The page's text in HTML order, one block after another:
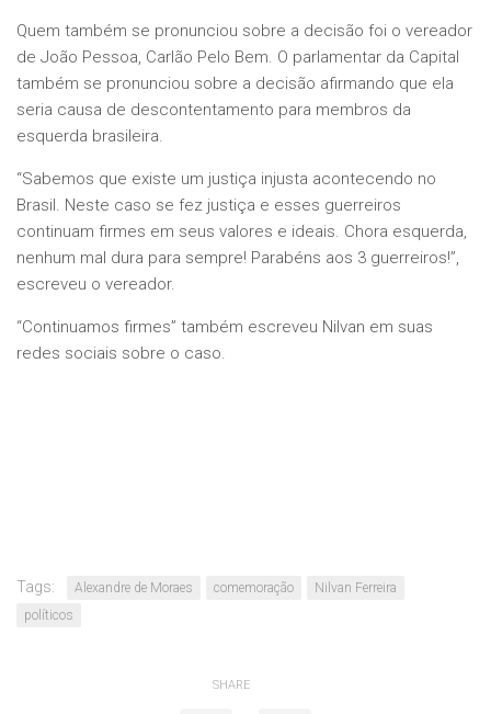
Quem também se pronunciou sobre a decisão foi o vereador
de João Pessoa, Carlão Pelo Bem. O parlamentar da Capital
também se pronunciou sobre a decisão afirmando que ela
seria causa de descontentamento para membros da
esquerda brasileira.
“Sabemos que existe um justiça injusta acontecendo no
Brasil. Neste caso se fez justiça e esses guerreiros
continuam firmes em seus valores e ideais. Chora esquerda,
nenhum mal dura para sempre! Parabéns aos 3 guerreiros!”,
escreveu o vereador.
“Continuamos firmes” também escreveu Nilvan em suas
redes sociais sobre o caso.
Tags: Alexandre de Moraes comemoração
Nilvan Ferreira
políticos
SHARE